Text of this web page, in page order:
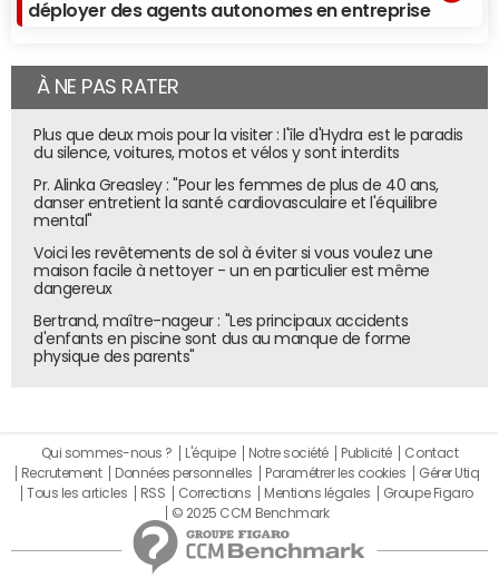
déployer des agents autonomes en entreprise
À NE PAS RATER
Plus que deux mois pour la visiter : l'île d'Hydra est le paradis
du silence, voitures, motos et vélos y sont interdits
Pr. Alinka Greasley : "Pour les femmes de plus de 40 ans,
danser entretient la santé cardiovasculaire et l'équilibre
mental"
Voici les revêtements de sol à éviter si vous voulez une
maison facile à nettoyer - un en particulier est même
dangereux
Bertrand, maître-nageur : "Les principaux accidents
d'enfants en piscine sont dus au manque de forme
physique des parents"
Qui sommes-nous ? L'équipe Notre société Publicité
Contact
Recrutement
Données personnelles Paramétrer les cookies
Gérer Utiq
Tous les articles
RSS Corrections Mentions légales
Groupe Figaro
© 2025 CCM Benchmark